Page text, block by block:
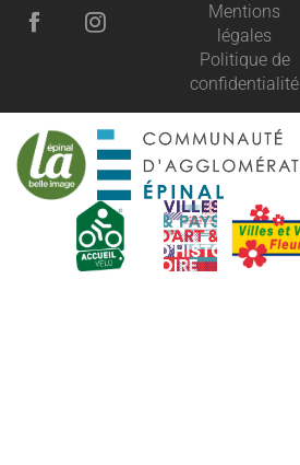
Mentions
légales
Politique de
confidentialité